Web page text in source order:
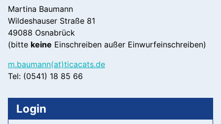
help
you
navigate
and
interact
with
content.
Martina Baumann
Wildeshauser Straße 81
49088 Osnabrück
(bitte keine Einschreiben außer Einwurfeinschreiben)
m.baumann(at)ticacats.de
Tel: (0541) 18 85 66
Login